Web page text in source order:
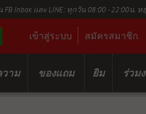
FB Inbox และ LINE: ทุกวัน 08:00 - 22:00น.
เข้าสู่ระบบ สมัครสมาชิก
าม ของแถม ยิม ร่วม